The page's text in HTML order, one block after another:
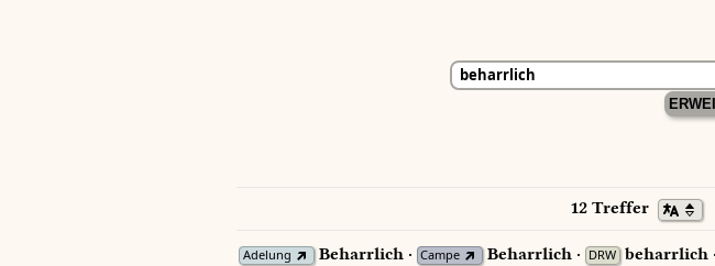
12 Treffer
Adelung Beharrlich · Campe Beharrlich · DRW beharrlich ·